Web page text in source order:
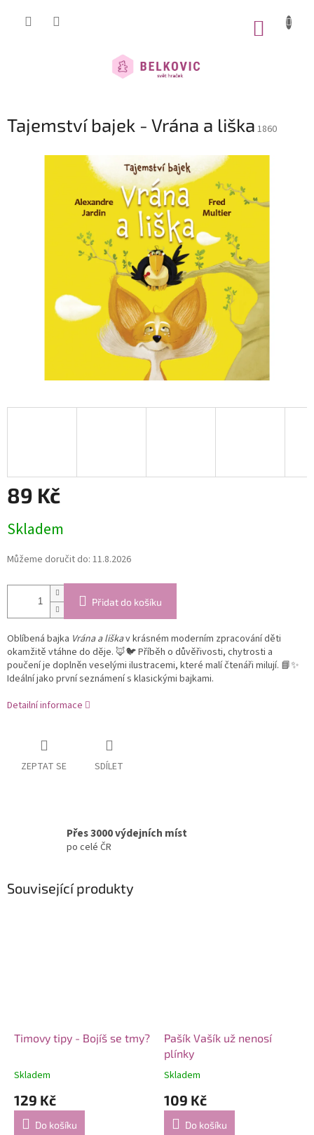
Tajemství bajek - Vrána a liška 1860
89 Kč
cena:
Skladem
Můžeme doručit do: 11.8.2026
Přidat do košíku
Oblíbená bajka Vrána a liškav krásném moderním zpracování děti
okamžitě vtáhne do děje. 🦊🐦 Příběh o důvěřivosti, chytrosti a
poučení je doplněn veselými ilustracemi, které malí čtenáři milují. 📘✨
Ideální jako první seznámení s klasickými bajkami.
Detailní informace
ZEPTAT SE SDÍLET
Přes 3000 výdejních míst
po celé ČR
Související produkty
Timovy tipy - Bojíš se tmy?
Skladem
129 Kč
Do košíku
Pašík Vašík už nenosí
plínky
Skladem
109 Kč
Do košíku